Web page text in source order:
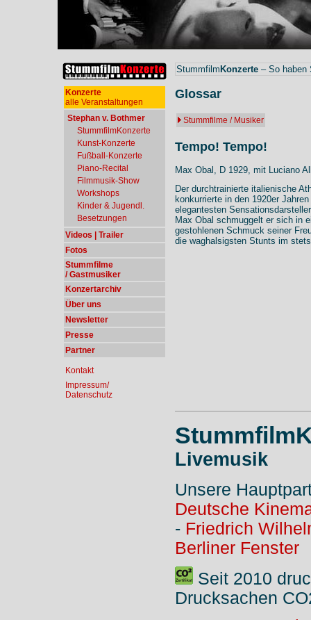
Konzerte
alle Veranstaltungen
Stephan v. Bothmer
StummfilmKonzerte
Kunst-Konzerte
Fußball-Konzerte
Piano-Recital
Filmmusik-Show
Workshops
Kinder & Jugendl.
Besetzungen
Videos | Trailer
Fotos
Stummfilme
/ Gastmusiker
Konzertarchiv
Über uns
Newsletter
Presse
Partner
Kontakt
Impressum/
Datenschutz
Stummfilm Konzerte – So haben
Glossar
Stummfilme / Musiker
Tempo! Tempo!
Max Obal, D 1929, mit Luciano
Der durchtrainierte italienische
konkurrierte in den 1920er
elegantesten
Max Obal schmuggelt er sich in
gestohlenen Schmuck seiner
die waghalsigsten Stunts im
Livemusik
Unsere
Deutsche
- Friedrich
Berliner Fenster
Seit 2010
Drucksachen